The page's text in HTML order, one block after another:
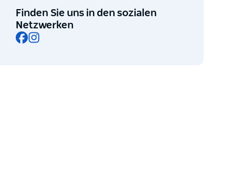
Finden Sie uns in den sozialen
Netzwerken
Facebook